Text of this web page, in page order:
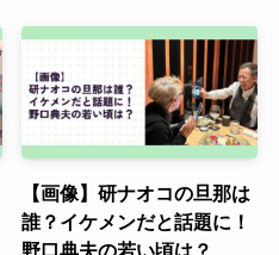
【画像】研ナオコの旦那は
誰？イケメンだと話題に！
野口典夫の若い頃は？